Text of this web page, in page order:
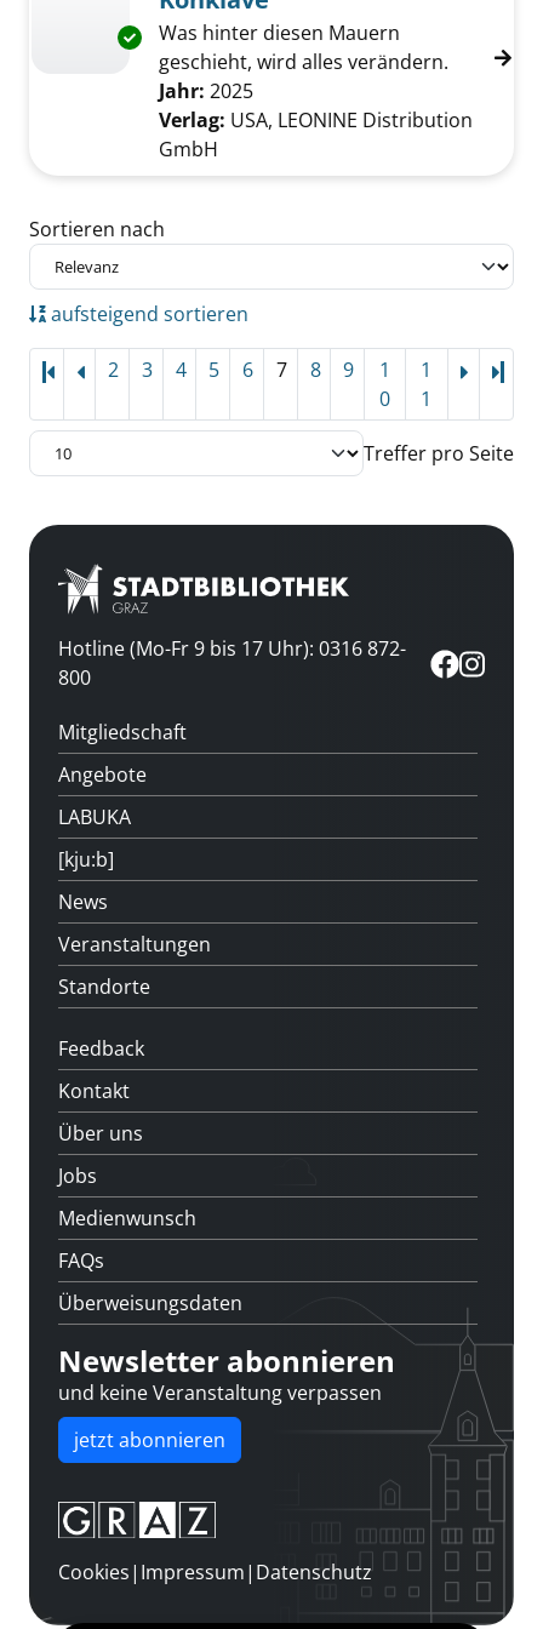
Exemplar-Details von Konklave anzeigen
Was hinter diesen Mauern
geschieht, wird alles verändern.
Suche nach diesem Verfasser
Jahr: 2025
Verlag: USA, LEONINE Distribution
GmbH
Zu den Suchfiltern springen
Sortieren nach
aufsteigend sortieren
2 3 4 5 6 7 8 9
1
0
1
1
Treffer pro Seite
Hotline (Mo-Fr 9 bis 17 Uhr): 0316 872-
800
Mitgliedschaft
Angebote
LABUKA
[kju:b]
News
Veranstaltungen
Standorte
Feedback
Kontakt
Über uns
Jobs
Medienwunsch
FAQs
Überweisungsdaten
Newsletter abonnieren
und keine Veranstaltung verpassen
jetzt abonnieren
Cookies| Impressum| Datenschutz